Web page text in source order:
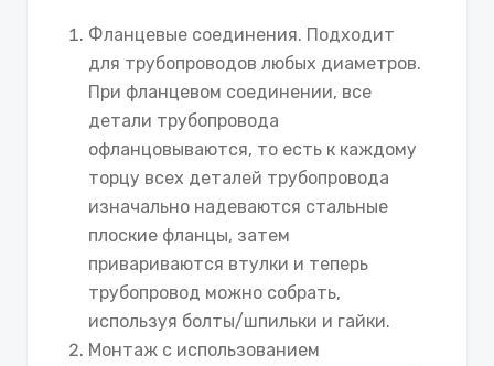
Фланцевые соединения. Подходит
для трубопроводов любых диаметров.
При фланцевом соединении, все
детали трубопровода
офланцовываются, то есть к каждому
торцу всех деталей трубопровода
изначально надеваются стальные
плоские фланцы, затем
привариваются втулки и теперь
трубопровод можно собрать,
используя болты/шпильки и гайки.
Монтаж с использованием